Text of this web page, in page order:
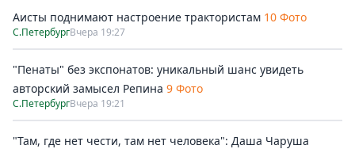
Аисты поднимают настроение трактористам 10 Фото
С.ПетербургВчера 19:27
"Пенаты" без экспонатов: уникальный шанс увидеть
авторский замысел Репина 9 Фото
С.ПетербургВчера 19:21
"Там, где нет чести, там нет человека": Даша Чаруша